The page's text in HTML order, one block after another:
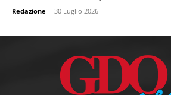
Redazione - 30 Luglio 2026